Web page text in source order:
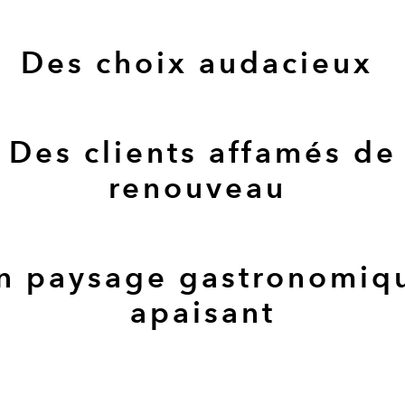
Des choix audacieux
Des clients affamés de
renouveau
paysage
apaisant